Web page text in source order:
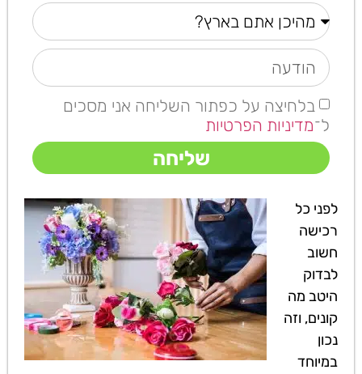
בלחיצה על כפתור השליחה אני מסכים
ל־מדיניות הפרטיות
שליחה
לפני כל
רכישה
חשוב
לבדוק
היטב מה
קונים, וזה
נכון
במיוחד